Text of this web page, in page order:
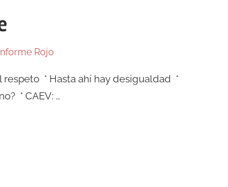
Informe Rojo
respeto * Hasta ahí hay desigualdad *
* CAEV: …